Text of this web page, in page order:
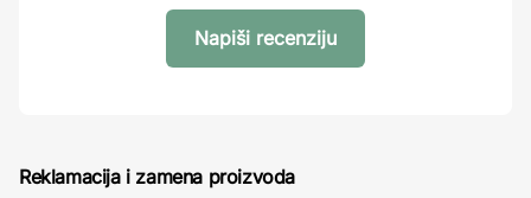
Napiši recenziju
Reklamacija i zamena proizvoda